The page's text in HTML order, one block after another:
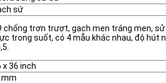
sứ
chống trơn trượt, gạch men tráng men,
trong suốt, có 4 mẫu khác nhau, độ hút
x 36 inch